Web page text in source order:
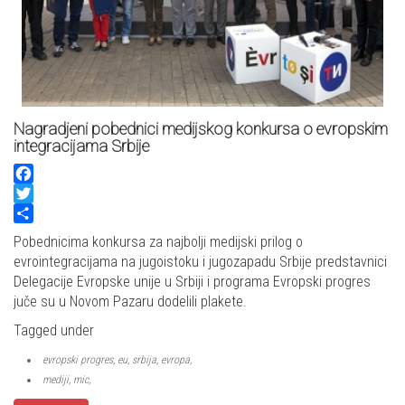
Nagradjeni pobednici medijskog konkursa o evropskim
integracijama Srbije
Facebook
Twitter
Share
Pobednicima konkursa za najbolji medijski prilog o
evrointegracijama na jugoistoku i jugozapadu Srbije predstavnici
Delegacije Evropske unije u Srbiji i programa Evropski progres
juče su u Novom Pazaru dodelili plakete.
Tagged under
evropski progres, eu, srbija, evropa,
mediji, mic,